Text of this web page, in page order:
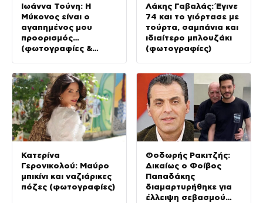
Ιωάννα Τούνη: Η
Μύκονος είναι ο
αγαπημένος μου
προορισμός…
(φωτογραφίες &
Λάκης Γαβαλάς: Έγινε
74 και το γιόρτασε με
τούρτα, σαμπάνια και
ιδιαίτερο μπλουζάκι
(φωτογραφίες)
Κατερίνα
Γερονικολού: Μαύρο
μπικίνι και ναζιάρικες
πόζες (φωτογραφίες)
Θοδωρής Ρακιτζής:
Δικαίως ο Φοίβος
Παπαδάκης
διαμαρτυρήθηκε για
έλλειψη σεβασμού